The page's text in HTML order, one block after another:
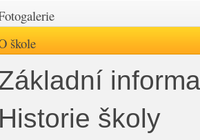
škole
Historie školy